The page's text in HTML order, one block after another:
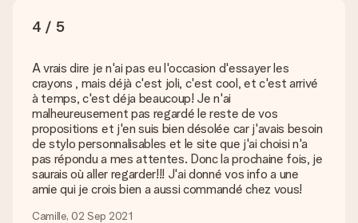
Délai de livraison, options de livraison et frais
Est-ce que je peux choisir la date de livraison ?
Il n’est, en ce moment, pas possible de choisir une date
précise pour votre cadeau.
Quel est le délai de livraison ? Quand est-ce que mon
cadeau sera livré ?
Le délai de livraison est indiqué sur la page du produit choisi.
Quelles sont les options de livraison ?
Pour l’instant, il n’est pas (encore) possible de choisir une
4 / 5
A vrais dire je n'ai pas eu l'occasion d'essayer les
crayons , mais déjà c'est joli, c'est cool, et c'est arrivé
à temps, c'est déja beaucoup! Je n'ai
malheureusement pas regardé le reste de vos
propositions et j'en suis bien désolée car j'avais besoin
de stylo personnalisables et le site que j'ai choisi n'a
pas répondu a mes attentes. Donc la prochaine fois, je
saurais où aller regarder!!! J'ai donné vos info a une
amie qui je crois bien a aussi commandé chez vous!
Camille, 02 Sep 2021